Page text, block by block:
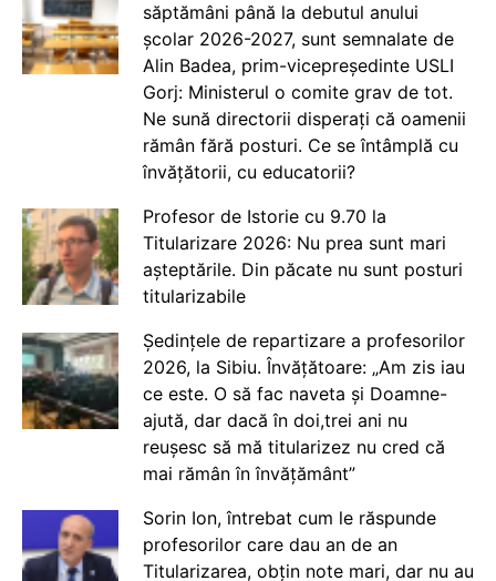
săptămâni până la debutul anului
școlar 2026-2027, sunt semnalate de
Alin Badea, prim-vicepreședinte USLI
Gorj: Ministerul o comite grav de tot.
Ne sună directorii disperați că oamenii
rămân fără posturi. Ce se întâmplă cu
învățătorii, cu educatorii?
Profesor de Istorie cu 9.70 la
Titularizare 2026: Nu prea sunt mari
așteptările. Din păcate nu sunt posturi
titularizabile
Ședințele de repartizare a profesorilor
2026, la Sibiu. Învățătoare: „Am zis iau
ce este. O să fac naveta și Doamne-
ajută, dar dacă în doi,trei ani nu
reușesc să mă titularizez nu cred că
mai rămân în învățământ”
Sorin Ion, întrebat cum le răspunde
profesorilor care dau an de an
Titularizarea, obțin note mari, dar nu au